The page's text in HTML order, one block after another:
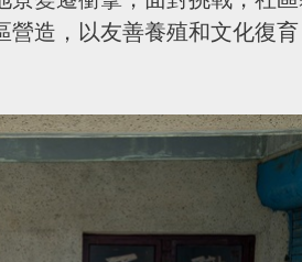
營造，以友善養殖和文化復